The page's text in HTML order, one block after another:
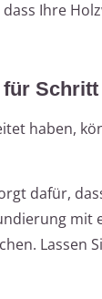
Ihre
für Schritt
haben,
dafür,
mit